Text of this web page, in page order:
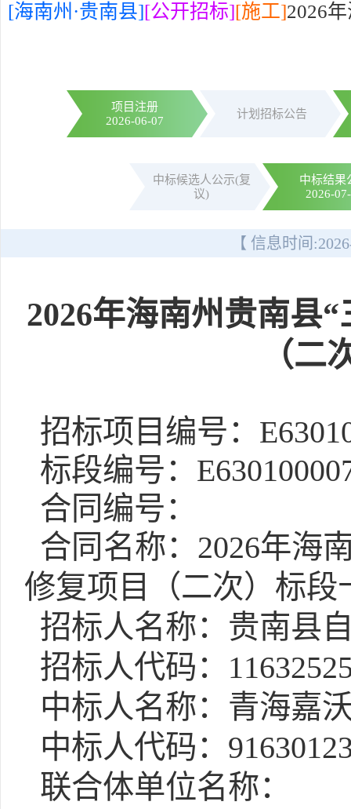
[海南州·贵南县][公开招标][施工]2026
项目注册
2026-06-07
计划招标公告
中标候选人公示(复
议)
中标结果
2026-
【 信息时间:
2026年海南州贵南县
（
招标项目编号：
标段编号：
合同编号：
合同名称：2026年海
修复项目（二次）标段
招标人名称：贵南县
招标人代码：
中标人名称：青海嘉
中标人代码：
联合体单位名称：